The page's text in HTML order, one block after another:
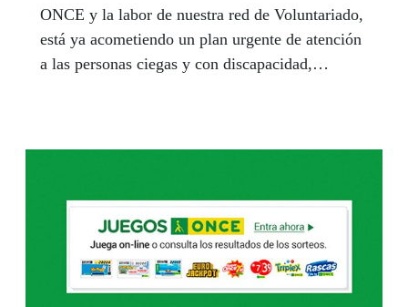
ONCE y la labor de nuestra red de Voluntariado,
está ya acometiendo un plan urgente de atención
a las personas ciegas y con discapacidad,